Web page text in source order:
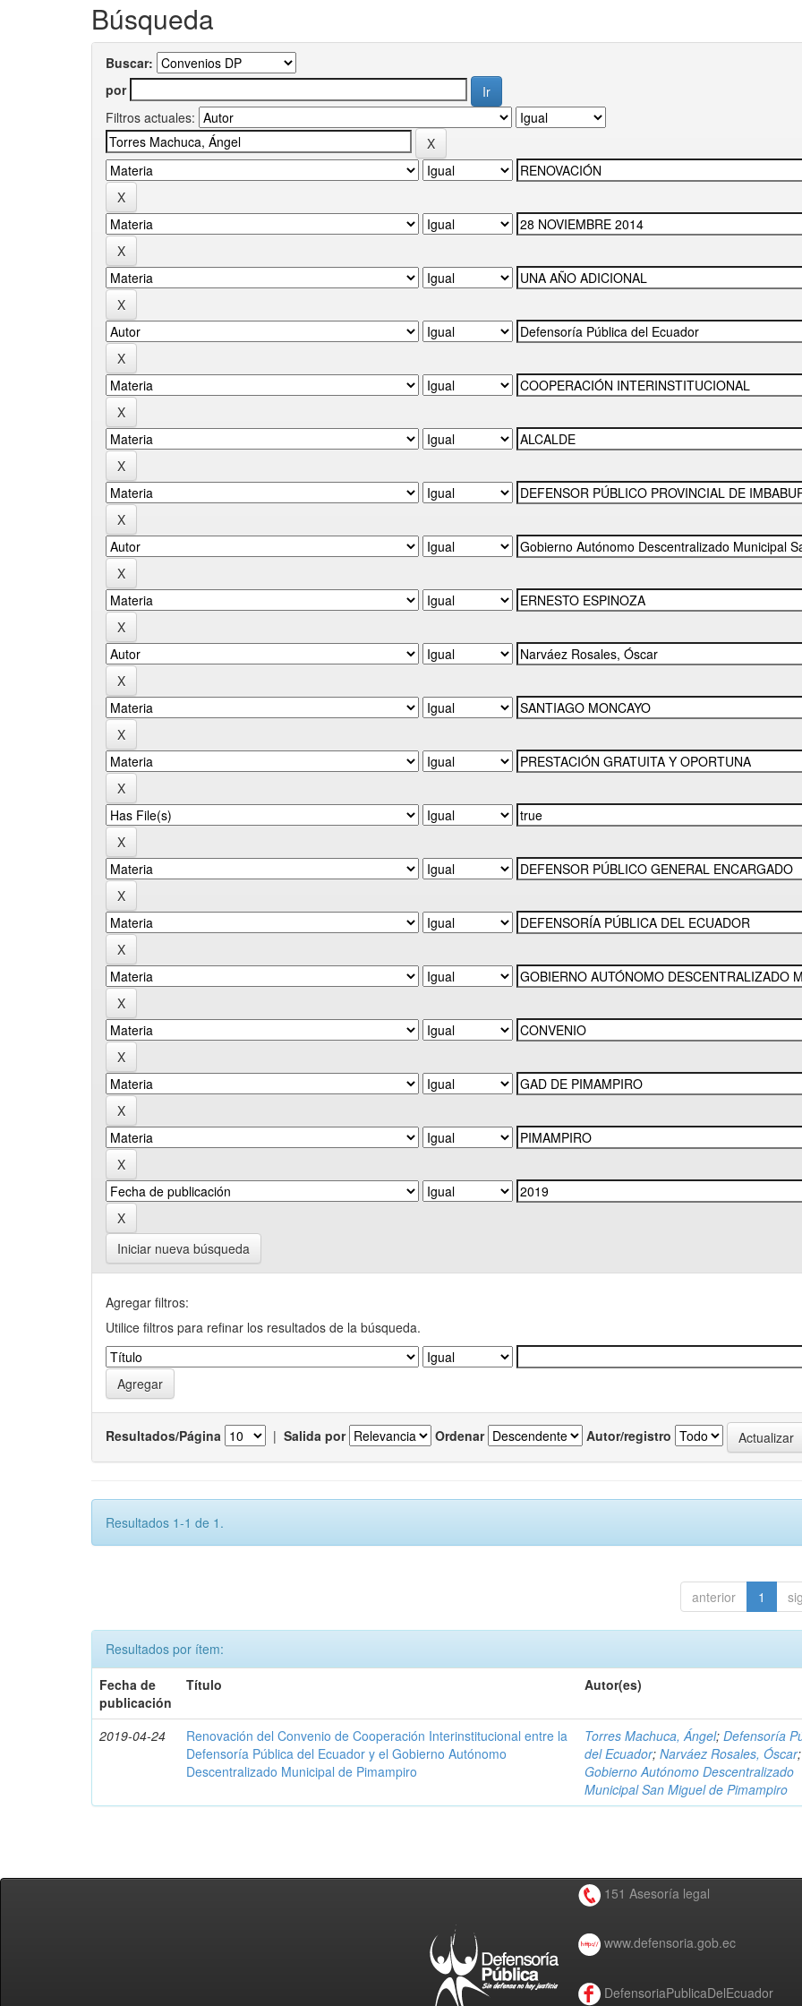
Búsqueda
Buscar:
por
Filtros actuales:
Iniciar nueva búsqueda
Agregar filtros:
Utilice filtros para refinar los resultados de la búsqueda.
Resultados/Página | Salida por Ordenar Autor/registro
Resultados 1-1 de 1.
anterior 1
Resultados por ítem:
Fecha de
publicación
Título Autor(es)
2019-04-24
Renovación del Convenio de Cooperación Interinstitucional entre la
Defensoría Pública del Ecuador y el Gobierno Autónomo
Descentralizado Municipal de Pimampiro
Torres Machuca, Ángel;Defensoría
del Ecuador;Narváez Rosales, Óscar;
Gobierno Autónomo Descentralizado
Municipal San Miguel de Pimampiro
151 Asesoría legal
www.defensoria.gob.ec
DefensoriaPublicaDelEcuador